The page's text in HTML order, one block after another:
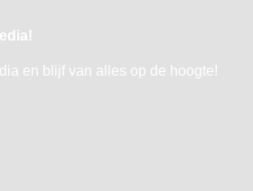
en blijf van alles op de hoogte!